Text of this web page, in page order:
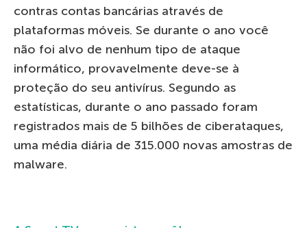
contras contas bancárias através de
plataformas móveis. Se durante o ano você
não foi alvo de nenhum tipo de ataque
informático, provavelmente deve-se à
proteção do seu antivírus. Segundo as
estatísticas, durante o ano passado foram
registrados mais de 5 bilhões de ciberataques,
uma média diária de 315.000 novas amostras de
malware.